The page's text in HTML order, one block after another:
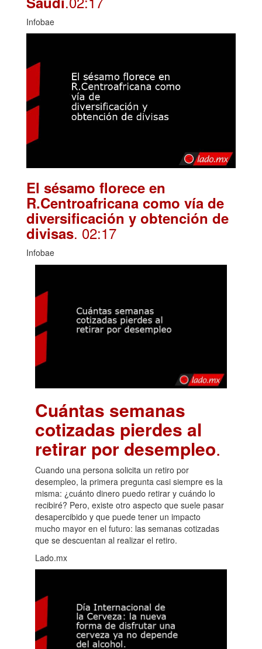
Infobae
El sésamo florece en
R.Centroafricana como vía de
diversificación y obtención de
divisas. 02:17
Infobae
Cuántas semanas
cotizadas pierdes al
retirar por desempleo.
Cuando una persona solicita un retiro por
desempleo, la primera pregunta casi siempre es la
misma: ¿cuánto dinero puedo retirar y cuándo lo
recibiré? Pero, existe otro aspecto que suele pasar
desapercibido y que puede tener un impacto
mucho mayor en el futuro: las semanas cotizadas
que se descuentan al realizar el retiro.
Lado.mx